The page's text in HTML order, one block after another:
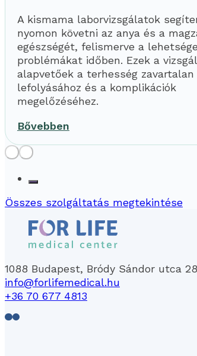
A kismama laborvizsgálatok
nyomon követni az anya és a
egészségét, felismerve a
problémákat időben. Ezek a
alapvetőek a terhesség zavartalan
lefolyásához és a komplikációk
megelőzéséhez.
Bővebben
Összes szolgáltatás megtekintése
1088 Budapest, Bródy Sándor utca
info@forlifemedical.hu
+36 70 677 4813
Follow us on Facebook
Follow us on LinkedIn